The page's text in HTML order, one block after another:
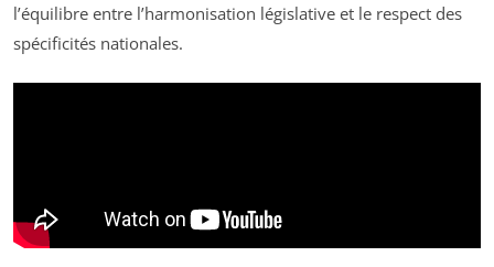
l’équilibre entre l’harmonisation législative et le respect des
spécificités nationales.